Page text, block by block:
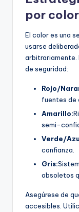
por
El color es una
usarse
arbitrariamente.
de seguridad:
Rojo/
fuentes de
Amarillo:
semi-
Verde/
confianza.
Gris:
obsoletos
Asegúrese de
accesibles.